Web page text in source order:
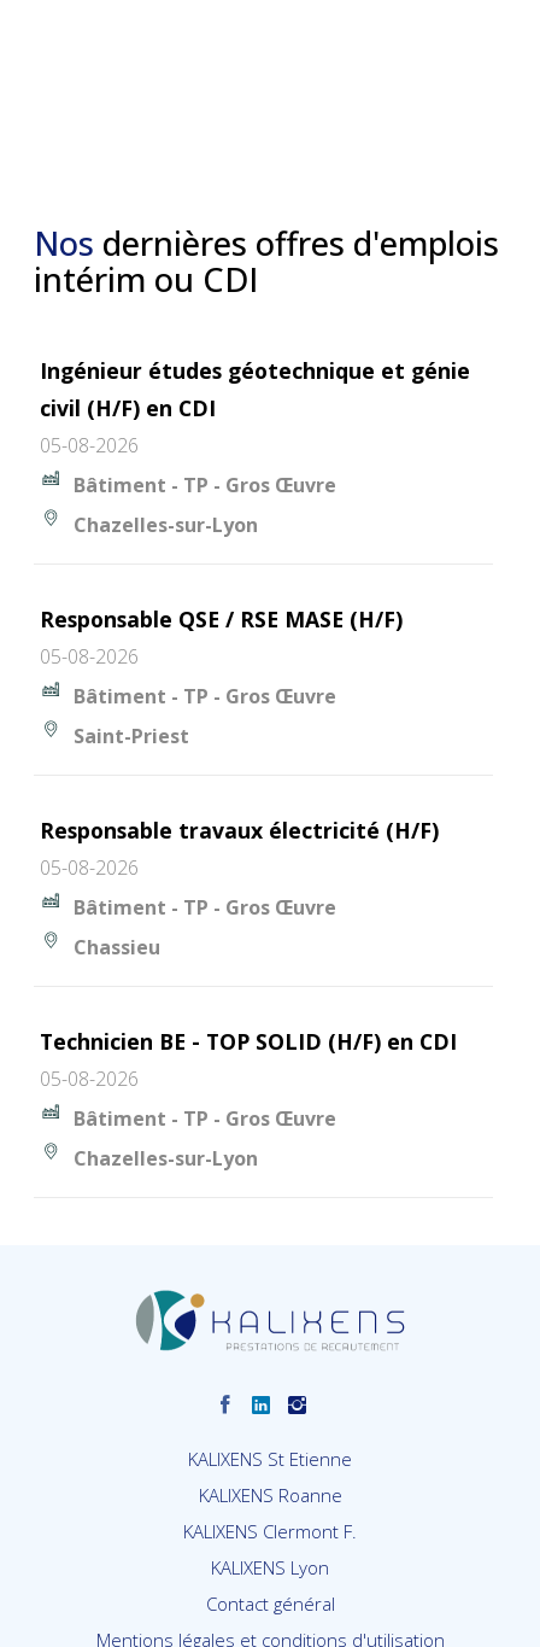
Nos dernières offres d'emplois
intérim ou CDI
Ingénieur études géotechnique et génie
civil (H/F) en CDI
05-08-2026
Bâtiment - TP - Gros Œuvre
Chazelles-sur-Lyon
Responsable QSE / RSE MASE (H/F)
05-08-2026
Bâtiment - TP - Gros Œuvre
Saint-Priest
Responsable travaux électricité (H/F)
05-08-2026
Bâtiment - TP - Gros Œuvre
Chassieu
Technicien BE - TOP SOLID (H/F) en CDI
05-08-2026
Bâtiment - TP - Gros Œuvre
Chazelles-sur-Lyon
KALIXENS St Etienne
KALIXENS Roanne
KALIXENS Clermont F.
KALIXENS Lyon
Contact général
Mentions légales et conditions d'utilisation